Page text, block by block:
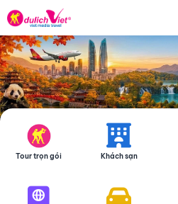
Tour trọn gói Khách sạn